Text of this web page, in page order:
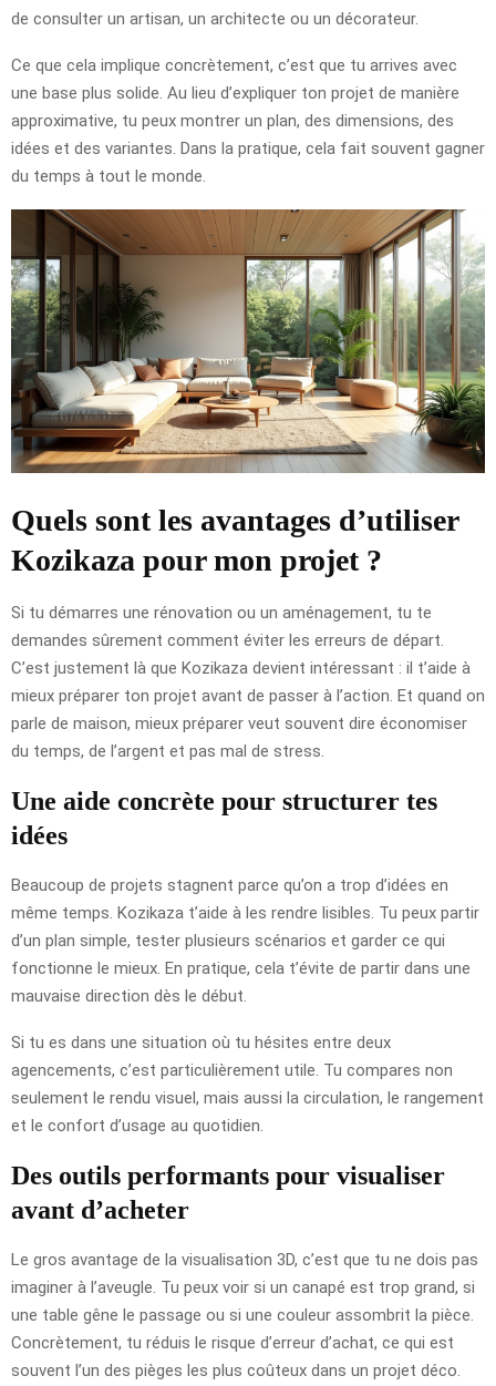
de consulter un artisan, un architecte ou un décorateur.
Ce que cela implique concrètement, c’est que tu arrives avec
une base plus solide. Au lieu d’expliquer ton projet de manière
approximative, tu peux montrer un plan, des dimensions, des
idées et des variantes. Dans la pratique, cela fait souvent gagner
du temps à tout le monde.
Quels sont les avantages d’utiliser
Kozikaza pour mon projet ?
Si tu démarres une rénovation ou un aménagement, tu te
demandes sûrement comment éviter les erreurs de départ.
C’est justement là que Kozikaza devient intéressant : il t’aide à
mieux préparer ton projet avant de passer à l’action. Et quand on
parle de maison, mieux préparer veut souvent dire économiser
du temps, de l’argent et pas mal de stress.
Une aide concrète pour structurer tes
idées
Beaucoup de projets stagnent parce qu’on a trop d’idées en
même temps. Kozikaza t’aide à les rendre lisibles. Tu peux partir
d’un plan simple, tester plusieurs scénarios et garder ce qui
fonctionne le mieux. En pratique, cela t’évite de partir dans une
mauvaise direction dès le début.
Si tu es dans une situation où tu hésites entre deux
agencements, c’est particulièrement utile. Tu compares non
seulement le rendu visuel, mais aussi la circulation, le rangement
et le confort d’usage au quotidien.
Des outils performants pour visualiser
avant d’acheter
Le gros avantage de la visualisation 3D, c’est que tu ne dois pas
imaginer à l’aveugle. Tu peux voir si un canapé est trop grand, si
une table gêne le passage ou si une couleur assombrit la pièce.
Concrètement, tu réduis le risque d’erreur d’achat, ce qui est
souvent l’un des pièges les plus coûteux dans un projet déco.